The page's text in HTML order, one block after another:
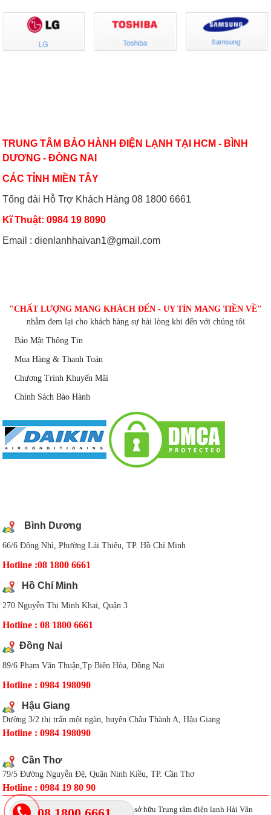
tiết kiệm điện?
cách mùa nóng cao điểma
TRUNG TÂM BẢO HÀNH ĐIỆN LẠNH TẠI HCM - BÌNH
DƯƠNG - ĐỒNG NAI
CÁC TỈNH MIỀN TÂY
Tổng đài Hỗ Trợ Khách Hàng 08 1800 6661
Kĩ Thuật: 0984 19 8090
Email : dienlanhhaivan1@gmail.com
"CHẤT LƯỢNG MANG KHÁCH ĐẾN - UY TÍN MANG TIỀN VỀ"
nhằm đem lại cho khách hàng sự hài lòng khi đến với chúng tôi
Bảo Mật Thông Tin
Mua Hàng & Thanh Toán
Chương Trình Khuyến Mãi
Chính Sách Bào Hành
Bình Dương
66/6 Đông Nhì, Phường Lái Thiêu, TP. Hồ Chí Minh
Hotline :08 1800 6661
Hồ Chí Minh
270 Nguyễn Thị Minh Khai, Quận 3
Hotline : 08 1800 6661
Đồng Nai
89/6 Phạm Văn Thuận,Tp Biên Hòa, Đồng Nai
Hotline : 0984 198090
Hậu Giang
Đường 3/2 thị trấn một ngàn, huyên Châu Thành A, Hậu Giang
Hotline : 0984 198090
Cần Thơ
79/5 Đường Nguyễn Đệ, Quận Ninh Kiều, TP. Cần Thơ
Hotline : 0984 19 80 90
Coppyright 2017 bản quyền thuộc sở hữu Trung tâm điện lạnh Hải Vân